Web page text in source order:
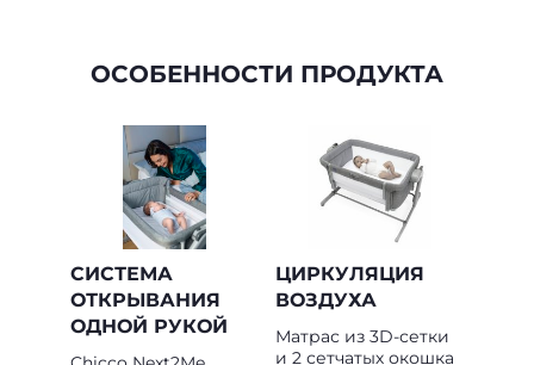
ОСОБЕННОСТИ ПРОДУКТА
СИСТЕМА
ОТКРЫВАНИЯ
ОДНОЙ РУКОЙ
ЦИРКУЛЯЦИЯ
ВОЗДУХА
Матрас из 3D-сетки
и 2 сетчатых окошка